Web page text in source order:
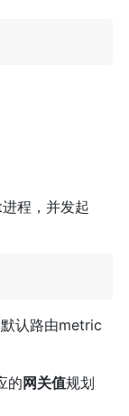
程，并发起
认路由metric
的 网关值规划